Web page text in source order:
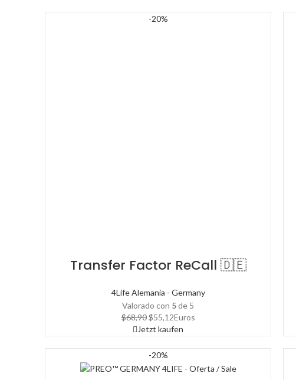
-20%
Transfer Factor ReCall 🇩🇪
4Life Alemania - Germany
Valorado con 5de 5
$68,90 El
precio
original
era:
$68,90.
$55,12El
precio
actual
es:
Euros
Jetzt kaufen
-20%